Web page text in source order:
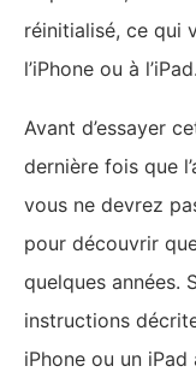
réinitialisé, ce qui
l’iPhone ou à l’iPad.
Avant d’essayer
dernière fois que
vous ne devrez
pour découvrir
quelques années.
instructions
iPhone ou un